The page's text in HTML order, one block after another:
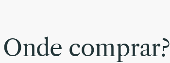
Onde comprar?